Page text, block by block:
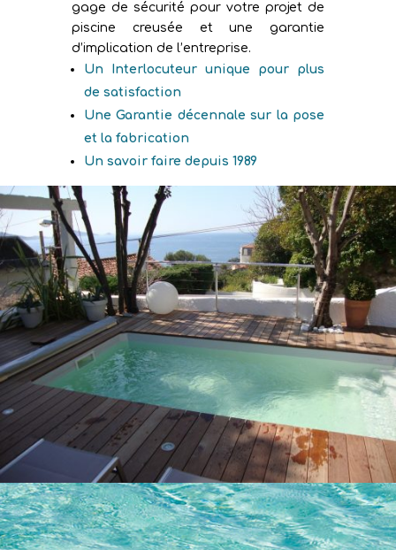
gage de sécurité pour votre projet de
piscine creusée et une garantie
d’implication de l’entreprise.
Un Interlocuteur unique pour plus
de satisfaction
Une Garantie décennale sur la pose
et la fabrication
Un savoir faire depuis 1989